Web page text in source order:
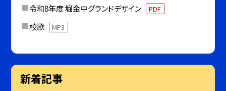
令和8年度 堀金中グランドデザイン PDF
校歌 MP3
新着記事